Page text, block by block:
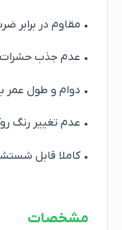
• مقاوم در برابر
• عدم جذب حشرات
• دوام و طول عمر
• عدم تغییر رنگ
• کاملا قابل
مشخصات